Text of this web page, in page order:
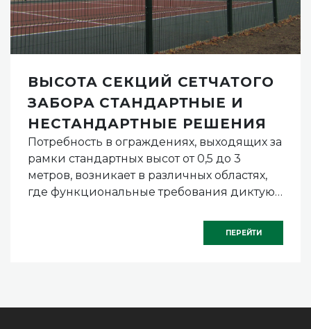
ВЫСОТА СЕКЦИЙ СЕТЧАТОГО
ЗАБОРА СТАНДАРТНЫЕ И
НЕСТАНДАРТНЫЕ РЕШЕНИЯ
Потребность в ограждениях, выходящих за
рамки стандартных высот от 0,5 до 3
метров, возникает в различных областях,
где функциональные требования диктуют
ПЕРЕЙТИ